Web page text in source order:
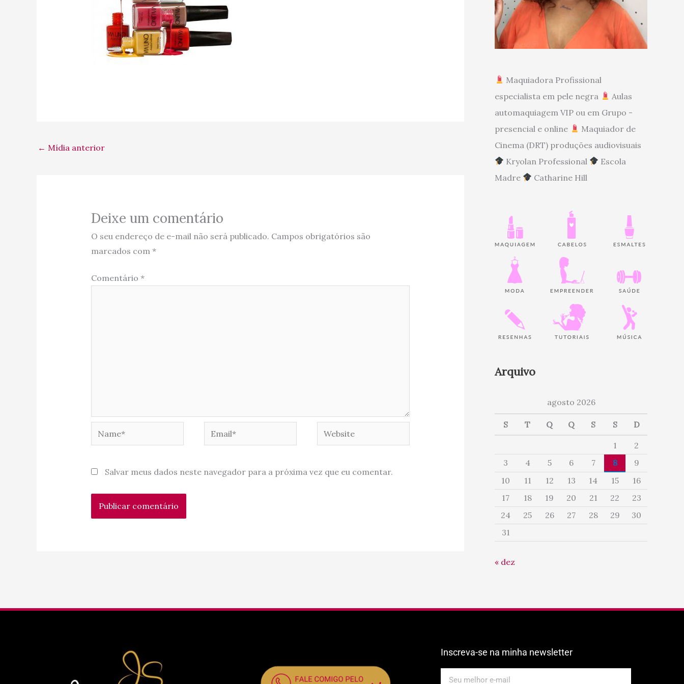
← Mídia anterior
Deixe um comentário
O seu endereço de e-mail não será publicado. Campos obrigatórios são
marcados com *
Comentário *
Website
Salvar meus dados neste navegador para a próxima vez que eu comentar.
Maquiadora Profissional
especialista em pele negra
Aulas
automaquiagem VIP ou em Grupo -
presencial e online
Maquiador de
Cinema (DRT) produções audiovisuais
Kryolan Professional
Escola
Madre
Catharine Hill
Arquivo
agosto 2026
S T Q Q S S D
1
2
3
4 5 6 7 8
9
10
11 12 13 14 15
16
17
18 19 20 21 22
23
24
25 26 27 28 29
30
31
« dez
Inscreva-se na minha newsletter